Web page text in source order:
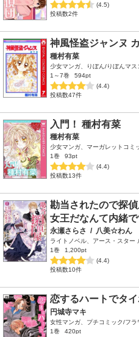
(4.5)
投稿数2件
神風怪盗ジャンヌ
種村有菜
少女マンガ、りぼん/りぼんマス
1～7巻
594pt
(4.4)
投稿数47件
入門！ 種村有菜
種村有菜
少女マンガ、マーガレットコミ
1巻
93pt
(4.4)
投稿数13件
勘当されたので探
女王だなんて内緒
永瀬さらさ / 八美☆わん
ライトノベル、アース・スター
1巻
1,200pt
(4.4)
投稿数10件
恋するハートでタ
円城寺マキ
女性マンガ、プチコミック/フ
1巻
420pt